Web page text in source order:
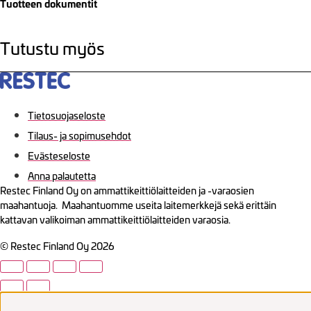
Tuotteen dokumentit
Tutustu myös
Tietosuojaseloste
Tilaus- ja sopimusehdot
Evästeseloste
Anna palautetta
Restec Finland Oy on ammattikeittiölaitteiden ja -varaosien
maahantuoja. Maahantuomme useita laitemerkkejä sekä erittäin
kattavan valikoiman ammattikeittiölaitteiden varaosia.
© Restec Finland Oy 2026